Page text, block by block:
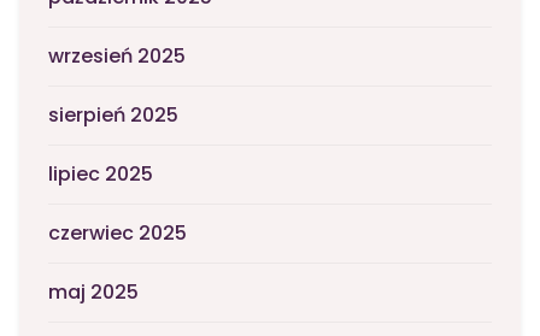
wrzesień 2025
sierpień 2025
lipiec 2025
czerwiec 2025
maj 2025